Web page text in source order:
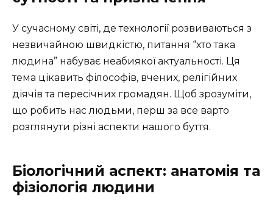
У сучасному світі, де технології розвиваються з
незвичайною швидкістю, питання “хто така
людина” набуває неабиякої актуальності. Ця
тема цікавить філософів, вчених, релігійних
діячів та пересічних громадян. Щоб зрозуміти,
що робить нас людьми, перш за все варто
розглянути різні аспекти нашого буття.
Біологічний аспект: анатомія та
фізіологія людини